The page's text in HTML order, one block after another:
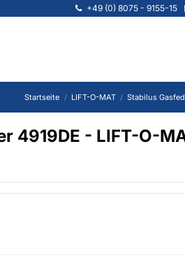
+49 (0) 8075 - 9155-15
Startseite LIFT-O-MAT Stabilus
4919DE - LIFT-O-